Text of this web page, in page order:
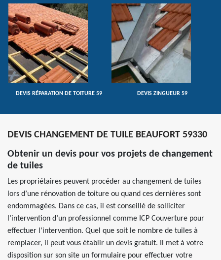
DEVIS RÉPARATION DE TOITURE 59 DEVIS ZINGUEUR 59
DEVIS CHANGEMENT DE TUILE BEAUFORT 59330
Obtenir un devis pour vos projets de changement
de tuiles
Les propriétaires peuvent procéder au changement de tuiles
lors d’une rénovation de toiture ou quand ces dernières sont
endommagées. Dans ce cas, il est conseillé de solliciter
l’intervention d’un professionnel comme ICP Couverture pour
effectuer l’intervention. Quel que soit le nombre de tuiles à
remplacer, il peut vous établir un devis gratuit. Il met à votre
disposition sur son site un formulaire pour effectuer votre